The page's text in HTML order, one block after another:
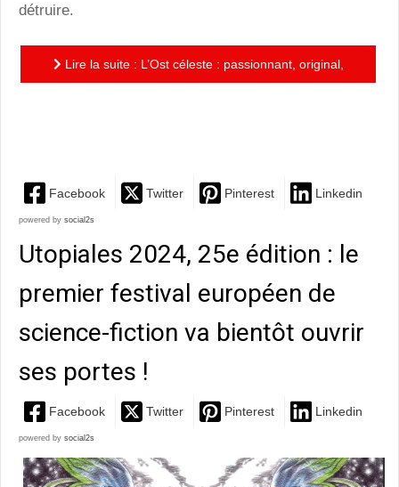
détruire.
Lire la suite : L’Ost céleste : passionnant, original,
Facebook Twitter Pinterest Linkedin
powered by social2s
Utopiales 2024, 25e édition : le
premier festival européen de
science-fiction va bientôt ouvrir
ses portes !
Facebook Twitter Pinterest Linkedin
powered by social2s